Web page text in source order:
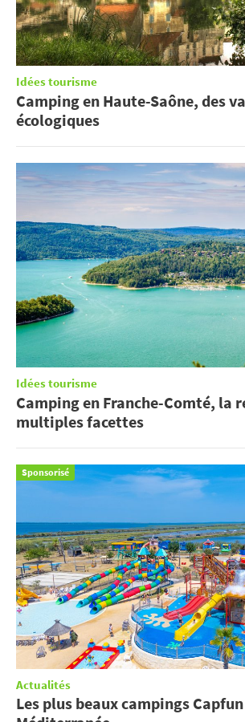
Idées tourisme
Camping en Haute-Saône, des
écologiques
Idées tourisme
Camping en Franche-Comté, la
multiples facettes
Sponsorisé
Actualités
Les plus beaux campings